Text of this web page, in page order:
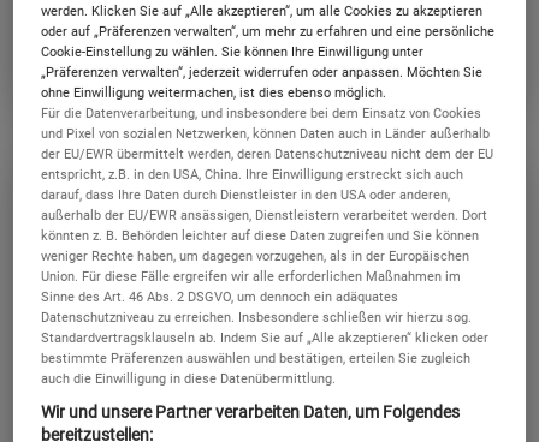
Produktinformationsblatt SIMon mobile flex
DownloadAGB 31.10.2025
Download Datenschutzhinweise für
die App
17.06.2021
Download Informationsblatt zu
Internet­zugangsdiensten
23.11.2021
werden. Klicken Sie auf „Alle akzeptieren“, um alle Cookies zu akzeptieren
oder auf „Präferenzen verwalten“, um mehr zu erfahren und eine persönliche
Cookie-Einstellung zu wählen. Sie können Ihre Einwilligung unter
„Präferenzen verwalten“, jederzeit widerrufen oder anpassen. Möchten Sie
ohne Einwilligung weitermachen, ist dies ebenso möglich.
Für die Datenverarbeitung, und insbesondere bei dem Einsatz von Cookies
und Pixel von sozialen Netzwerken, können Daten auch in Länder außerhalb
der EU/EWR übermittelt werden, deren Datenschutzniveau nicht dem der EU
entspricht, z.B. in den USA, China. Ihre Einwilligung erstreckt sich auch
darauf, dass Ihre Daten durch Dienstleister in den USA oder anderen,
außerhalb der EU/EWR ansässigen, Dienstleistern verarbeitet werden. Dort
könnten z. B. Behörden leichter auf diese Daten zugreifen und Sie können
weniger Rechte haben, um dagegen vorzugehen, als in der Europäischen
Union. Für diese Fälle ergreifen wir alle erforderlichen Maßnahmen im
Sinne des Art. 46 Abs. 2 DSGVO, um dennoch ein adäquates
Datenschutzniveau zu erreichen. Insbesondere schließen wir hierzu sog.
Standardvertragsklauseln ab. Indem Sie auf „Alle akzeptieren“ klicken oder
bestimmte Präferenzen auswählen und bestätigen, erteilen Sie zugleich
auch die Einwilligung in diese Datenübermittlung.
Wir und unsere Partner verarbeiten Daten, um Folgendes
bereitzustellen: